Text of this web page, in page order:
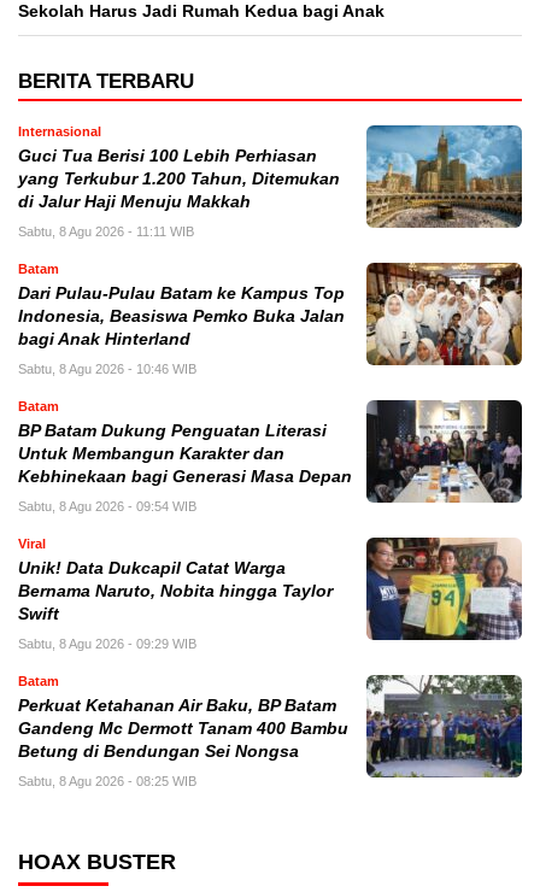
Sekolah Harus Jadi Rumah Kedua bagi Anak
BERITA TERBARU
Internasional
Guci Tua Berisi 100 Lebih Perhiasan
yang Terkubur 1.200 Tahun, Ditemukan
di Jalur Haji Menuju Makkah
Sabtu, 8 Agu 2026 - 11:11 WIB
Batam
Dari Pulau-Pulau Batam ke Kampus Top
Indonesia, Beasiswa Pemko Buka Jalan
bagi Anak Hinterland
Sabtu, 8 Agu 2026 - 10:46 WIB
Batam
BP Batam Dukung Penguatan Literasi
Untuk Membangun Karakter dan
Kebhinekaan bagi Generasi Masa Depan
Sabtu, 8 Agu 2026 - 09:54 WIB
Viral
Unik! Data Dukcapil Catat Warga
Bernama Naruto, Nobita hingga Taylor
Swift
Sabtu, 8 Agu 2026 - 09:29 WIB
Batam
Perkuat Ketahanan Air Baku, BP Batam
Gandeng Mc Dermott Tanam 400 Bambu
Betung di Bendungan Sei Nongsa
Sabtu, 8 Agu 2026 - 08:25 WIB
HOAX BUSTER